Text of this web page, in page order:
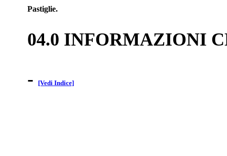
Pastiglie.
04.0 INFORMAZIONI
-
[Vedi Indice]